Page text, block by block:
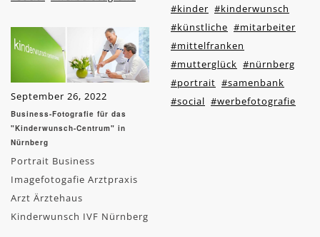
September 26, 2022
Business-Fotografie für das
"Kinderwunsch-Centrum" in
Nürnberg
Portrait Business
Imagefotogafie Arztpraxis
Arzt Ärztehaus
Kinderwunsch IVF Nürnberg
#kinder #kinderwunsch
#künstliche #mitarbeiter
#mittelfranken
#mutterglück #nürnberg
#portrait #samenbank
#social #werbefotografie